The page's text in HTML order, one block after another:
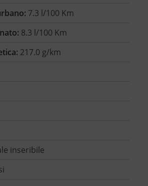
7.3 l/100 Km
8.3 l/100 Km
217.0 g/km
inseribile